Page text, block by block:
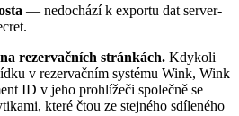
— nedochází k exportu dat server-
rezervačních stránkách. Kdykoli
v rezervačním systému Wink, Wink
ID v jeho prohlížeči společně se
které čtou ze stejného sdíleného